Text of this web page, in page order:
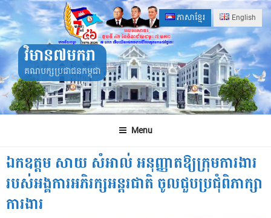
Skip
to
content
ភាសាខ្មែរ English
វិមាន៧មករា
គណបក្សប្រជាជនកម្ពុជា
Menu
ឯកឧត្តម សាយ សំអាល់ អនុញ្ញាតឱ្យក្រុមការងារ
របស់អង្គការអភិរក្សអន្តរជាតិ ចូលជួបប្រជុំពិភាក្សា
ការងារ